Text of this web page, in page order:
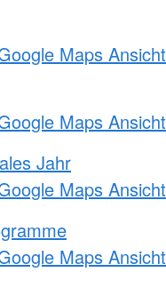
Maps Ansicht
Maps Ansicht
Jahr
Maps Ansicht
Maps Ansicht